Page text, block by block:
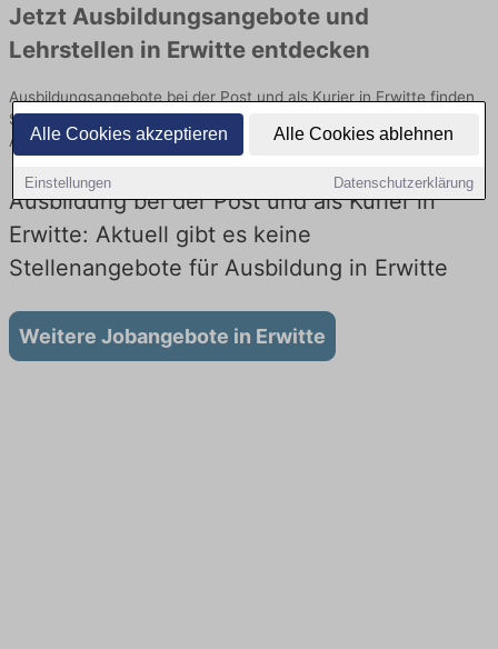
Alle Cookies akzeptieren Alle Cookies ablehnen
Einstellungen Datenschutzerklärung
Jetzt Ausbildungsangebote und
Lehrstellen in Erwitte entdecken
Ausbildungsangebote bei der Post und als Kurier in Erwitte finden
Sie von namhaften Firmen. Entdecken Sie freie Optionen von Top-
Arbeitgebern und bewerben Sie sich noch heute.
Ausbildung bei der Post und als Kurier in
Erwitte: Aktuell gibt es keine
Stellenangebote für Ausbildung in Erwitte
Weitere Jobangebote in Erwitte